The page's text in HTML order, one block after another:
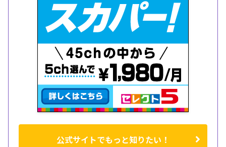
公式サイトでもっと知りたい！